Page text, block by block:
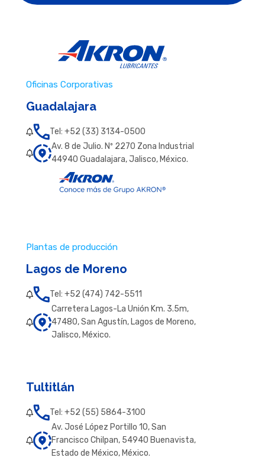
Oficinas Corporativas
Guadalajara
Tel: +52 (33) 3134-0500
Av. 8 de Julio. Nº 2270 Zona Industrial
44940 Guadalajara, Jalisco, México.
Plantas de producción
Lagos de Moreno
Tel: +52 (474) 742-5511
Carretera Lagos-La Unión Km. 3.5m,
47480, San Agustín, Lagos de Moreno,
Jalisco, México.
Tultitlán
Tel: +52 (55) 5864-3100
Av. José López Portillo 10, San
Francisco Chilpan, 54940 Buenavista,
Estado de México, México.